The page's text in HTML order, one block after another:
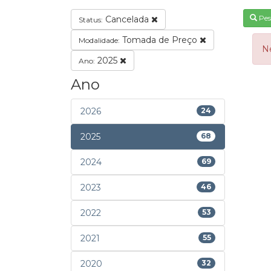
Status: Cancelada
Modalidade: Tomada de Preço
Ano: 2025
Ano
2026 24
2025 68
2024 69
2023 46
2022 53
2021 55
2020 32